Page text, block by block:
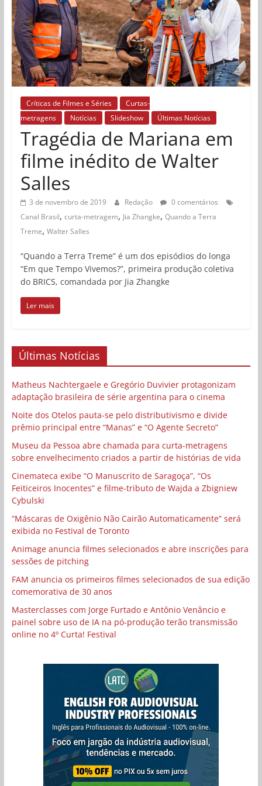
Críticas de Filmes e Séries
Curtas-
metragens
Notícias Slideshow Últimas Notícias
Tragédia de Mariana em
filme inédito de Walter
Salles
3 de novembro de 2019 Redação
0 comentários
Canal Brasil, curta-metragem, Jia Zhangke, Quando a Terra
Treme, Walter Salles
“Quando a Terra Treme” é um dos episódios do longa
“Em que Tempo Vivemos?”, primeira produção coletiva
do BRICS, comandada por Jia Zhangke
Ler mais
Últimas Notícias
Matheus Nachtergaele e Gregório Duvivier protagonizam
adaptação brasileira de série argentina para o cinema
Noite dos Otelos pauta-se pelo distributivismo e divide
prêmio principal entre “Manas” e “O Agente Secreto”
Museu da Pessoa abre chamada para curta-metragens
sobre envelhecimento criados a partir de histórias de vida
Cinemateca exibe “O Manuscrito de Saragoça”, “Os
Feiticeiros Inocentes” e filme-tributo de Wajda a Zbigniew
Cybulski
“Máscaras de Oxigênio Não Cairão Automaticamente” será
exibida no Festival de Toronto
Animage anuncia filmes selecionados e abre inscrições para
sessões de pitching
FAM anuncia os primeiros filmes selecionados de sua edição
comemorativa de 30 anos
Masterclasses com Jorge Furtado e Antônio Venâncio e
painel sobre uso de IA na pó-produção terão transmissão
online no 4º Curta! Festival